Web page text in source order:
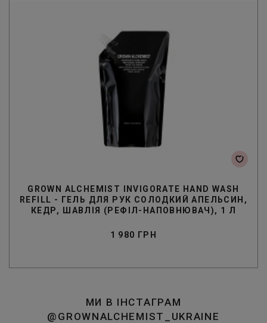
GROWN ALCHEMIST INVIGORATE HAND WASH
REFILL - ГЕЛЬ ДЛЯ РУК СОЛОДКИЙ АПЕЛЬСИН,
КЕДР, ШАВЛІЯ (РЕФІЛ-НАПОВНЮВАЧ), 1 Л
1 980 ГРН
МИ В ІНСТАГРАМ
@GROWNALCHEMIST_UKRAINE